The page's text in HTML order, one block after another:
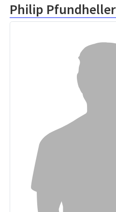
Philip Pfundheller